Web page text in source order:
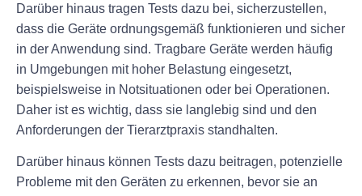
Darüber hinaus tragen Tests dazu bei, sicherzustellen,
dass die Geräte ordnungsgemäß funktionieren und sicher
in der Anwendung sind. Tragbare Geräte werden häufig
in Umgebungen mit hoher Belastung eingesetzt,
beispielsweise in Notsituationen oder bei Operationen.
Daher ist es wichtig, dass sie langlebig sind und den
Anforderungen der Tierarztpraxis standhalten.
Darüber hinaus können Tests dazu beitragen, potenzielle
Probleme mit den Geräten zu erkennen, bevor sie an